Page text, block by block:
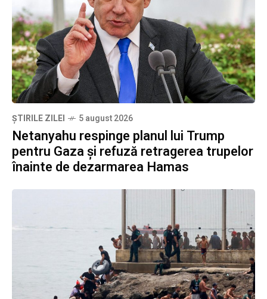
ȘTIRILE ZILEI 5 august 2026
Netanyahu respinge planul lui Trump
pentru Gaza și refuză retragerea trupelor
înainte de dezarmarea Hamas